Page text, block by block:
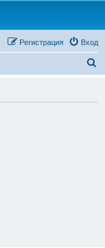
Вход
Регистрация